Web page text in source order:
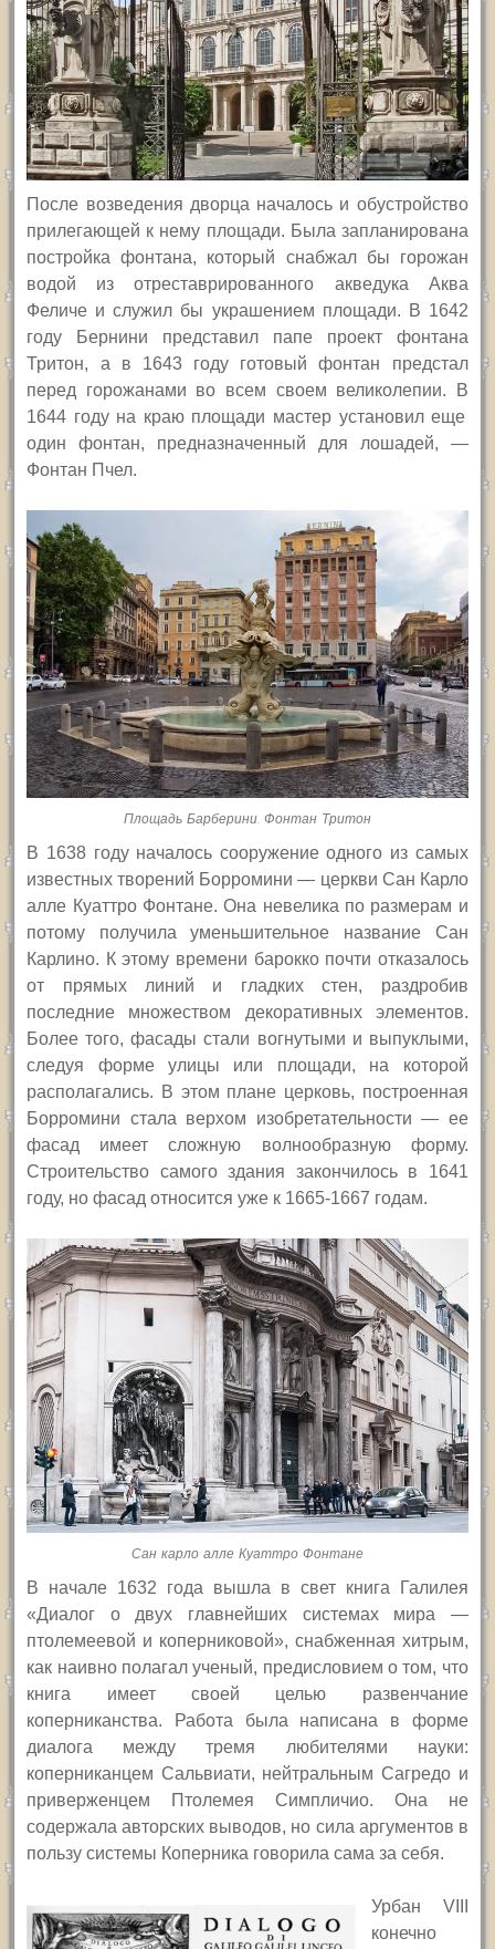
После возведения дворца началось и обустройство
прилегающей к нему площади. Была запланирована
постройка фонтана, который снабжал бы горожан
водой из отреставрированного акведука Аква
Феличе и служил бы украшением площади. В 1642
году Бернини представил папе проект фонтана
Тритон, а в 1643 году готовый фонтан предстал
перед горожанами во всем своем великолепии.
В
1644 году на краю площади мастер установил еще
один фонтан, предназначенный для лошадей, —
Фонтан Пчел.
Площадь Барберини. Фонтан Тритон
В 1638 году началось сооружение одного из самых
известных творений Борромини — церкви Сан Карло
алле Куаттро Фонтане. Она невелика по размерам и
потому получила уменьшительное название Сан
Карлино. К этому времени барокко почти отказалось
от прямых линий и гладких стен, раздробив
последние множеством декоративных элементов.
Более того, фасады стали вогнутыми и выпуклыми,
следуя форме улицы или площади, на которой
располагались. В этом плане церковь, построенная
Борромини стала верхом изобретательности — ее
фасад имеет сложную волнообразную форму.
Строительство самого здания закончилось в 1641
году, но фасад относится уже к 1665-1667 годам.
Сан карло алле Куаттро Фонтане
В начале 1632 года вышла в свет книга Галилея
«Диалог о двух главнейших системах мира —
птолемеевой и коперниковой», снабженная хитрым,
как наивно полагал ученый, предисловием о том, что
книга имеет своей целью развенчание
коперниканства.
Работа была написана в форме
диалога между тремя любителями науки:
коперниканцем Сальвиати, нейтральным Сагредо и
приверженцем Птолемея Симпличио. Она не
содержала авторских выводов, но сила аргументов в
пользу системы Коперника говорила сама за себя.
Урбан VIII
конечно